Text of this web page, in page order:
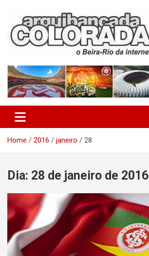
content
Arquibancada
Home 2016 janeiro 28
Dia: 28 de janeiro de 2016